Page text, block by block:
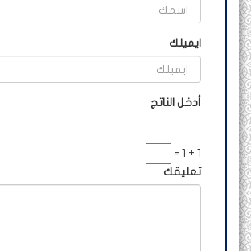
ايميلك
أدخل الناتج
1 + 1 =
تعليقك